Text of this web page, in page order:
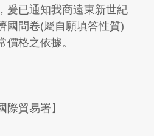
爰已通知我商遠東新世紀
國問卷(屬自願填答性質)
價格之依據。
際貿易署】